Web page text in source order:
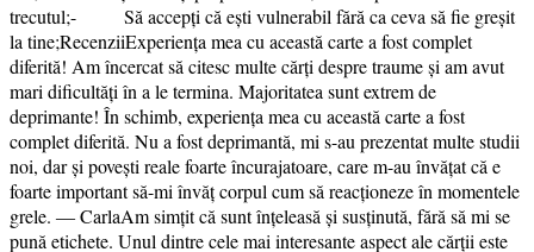
trecutul;- Să accepți că ești vulnerabil fără ca ceva să fie greșit
la tine;RecenziiExperiența mea cu această carte a fost complet
diferită! Am încercat să citesc multe cărți despre traume și am avut
mari dificultăți în a le termina. Majoritatea sunt extrem de
deprimante! În schimb, experiența mea cu această carte a fost
complet diferită. Nu a fost deprimantă, mi s-au prezentat multe studii
noi, dar și povești reale foarte încurajatoare, care m-au învățat că e
foarte important să-mi învăț corpul cum să reacționeze în momentele
grele. ― CarlaAm simțit că sunt înțeleasă și susținută, fără să mi se
pună etichete. Unul dintre cele mai interesante aspect ale cărții este